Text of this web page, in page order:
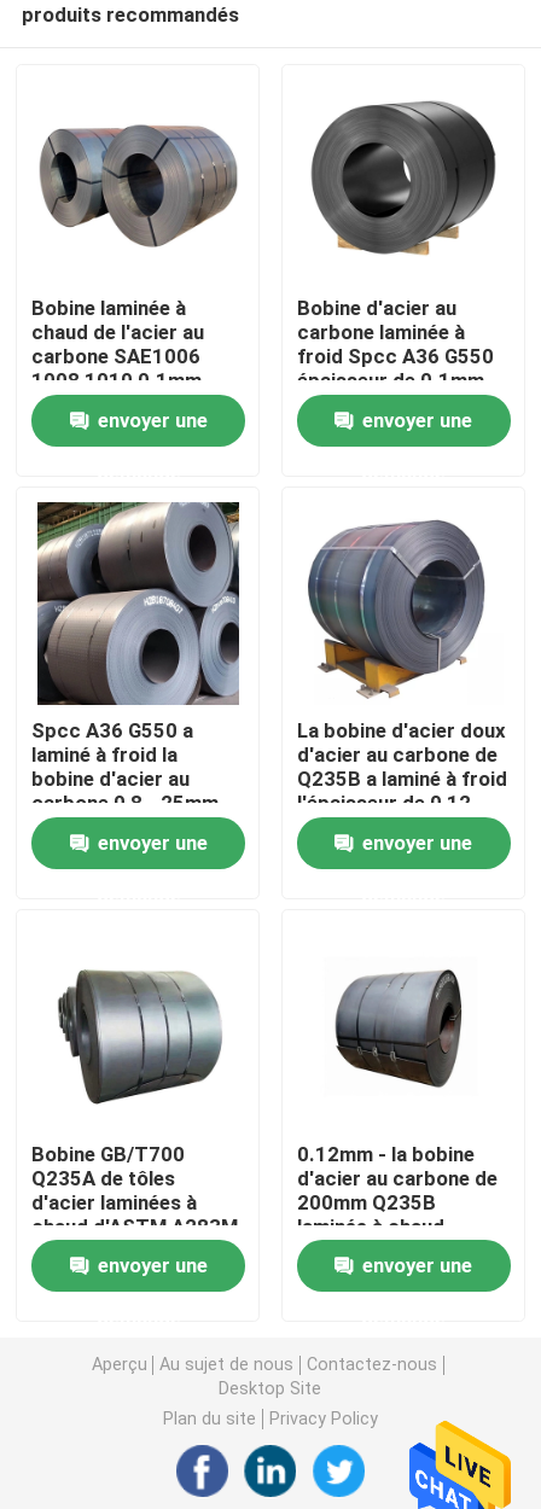
Produits
Au sujet de nous
Visite d'usine
Contrôle de qualité
Contactez-nous
Demandez une citation
Pièces de four de chaudière
Tuyau d'acier sans couture
Tuyau sans couture d'alliage
Tuyau à haute pression de chaudière
Tuyau d'acier de précision
Buse d'air de chaudière
Barre à chaînes de grille
produits recommandés
Bobine laminée à
chaud de l'acier au
carbone SAE1006
1008 1010 0.1mm -
300mm
envoyer une
Bobine d'acier au
carbone laminée à
froid Spcc A36 G550
épaisseur de 0.1mm -
de 300mm
envoyer une
Spcc A36 G550 a
laminé à froid la
bobine d'acier au
carbone 0,8 - 25mm
envoyer une
La bobine d'acier doux
d'acier au carbone de
Q235B a laminé à froid
l'épaisseur de 0,12 -
de 4mm
envoyer une
Bobine GB/T700
Q235A de tôles
d'acier laminées à
chaud d'ASTM A283M
Gr.D JIS G3101
envoyer une
0.12mm - la bobine
d'acier au carbone de
200mm Q235B
laminée à chaud
acceptent la coutume
envoyer une
Aperçu Au sujet de nous
Contactez-nous
Desktop Site
Plan du site
Privacy Policy